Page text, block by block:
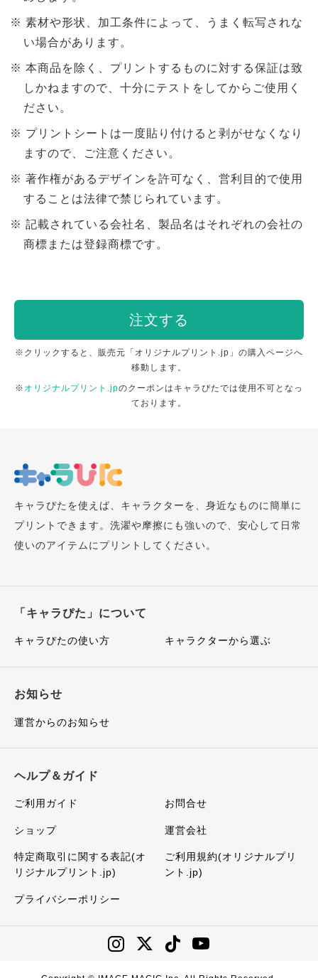
素材や形状、加工条件によって、うまく転写されな
い場合があります。
本商品を除く、プリントするものに対する保証は致
しかねますので、十分にテストをしてからご使用く
ださい。
プリントシートは一度貼り付けると剥がせなくなり
ますので、ご注意ください。
著作権があるデザインを許可なく、営利目的で使用
することは法律で禁じられています。
記載されている会社名、製品名はそれぞれの会社の
商標または登録商標です。
注文する
※クリックすると、販売元「オリジナルプリント.jp」の購入ページへ
移動します。
※ オリジナルプリント.jpのクーポンはキャラぴたでは使用不可となっ
ております。
キャラぴたを使えば、キャラクターを、身近なものに簡単に
プリントできます。洗濯や摩擦にも強いので、安心して日常
使いのアイテムにプリントしてください。
「キャラぴた」について
キャラぴたの使い方 キャラクターから選ぶ
お知らせ
運営からのお知らせ
ヘルプ＆ガイド
ご利用ガイド お問合せ
ショップ 運営会社
特定商取引に関する表記(オ
リジナルプリント.jp)
ご利用規約(オリジナルプリ
ント.jp)
プライバシーポリシー